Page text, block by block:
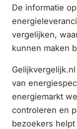
De informatie
vergelijken,
kunnen maken
van
energiemarkt
controleren en
bezoekers